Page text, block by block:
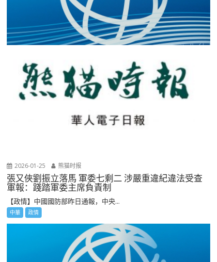
2026-01-25 熊猫时报
張又俠劉振立落馬 軍委七剩二 涉嚴重違紀違法受查
軍報：踐踏軍委主席負責制
【政情】中國國防部昨日通報，中央...
中華 政情